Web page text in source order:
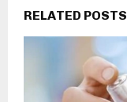
RELATED POSTS